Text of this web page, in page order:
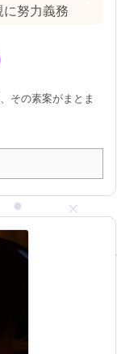
努力義務
その素案がまとま